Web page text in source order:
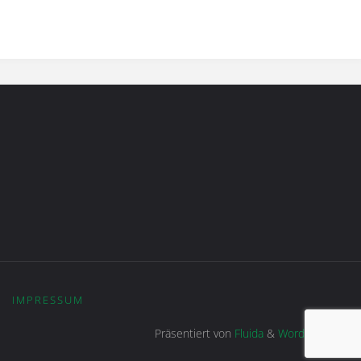
IMPRESSUM
Präsentiert von Fluida & WordPress.